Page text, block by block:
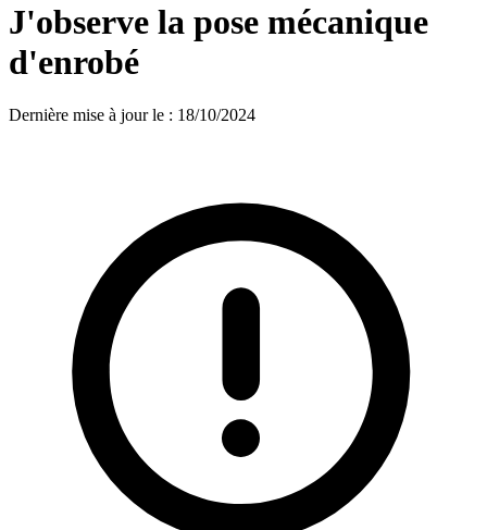
J'observe la pose mécanique
d'enrobé
Dernière mise à jour le : 18/10/2024